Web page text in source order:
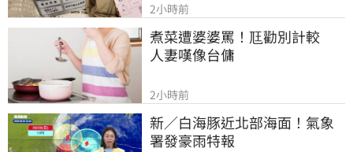
2小時前
煮菜遭婆婆罵！尫勸別計較
人妻嘆像台傭
2小時前
新／白海豚近北部海面！氣象
署發豪雨特報